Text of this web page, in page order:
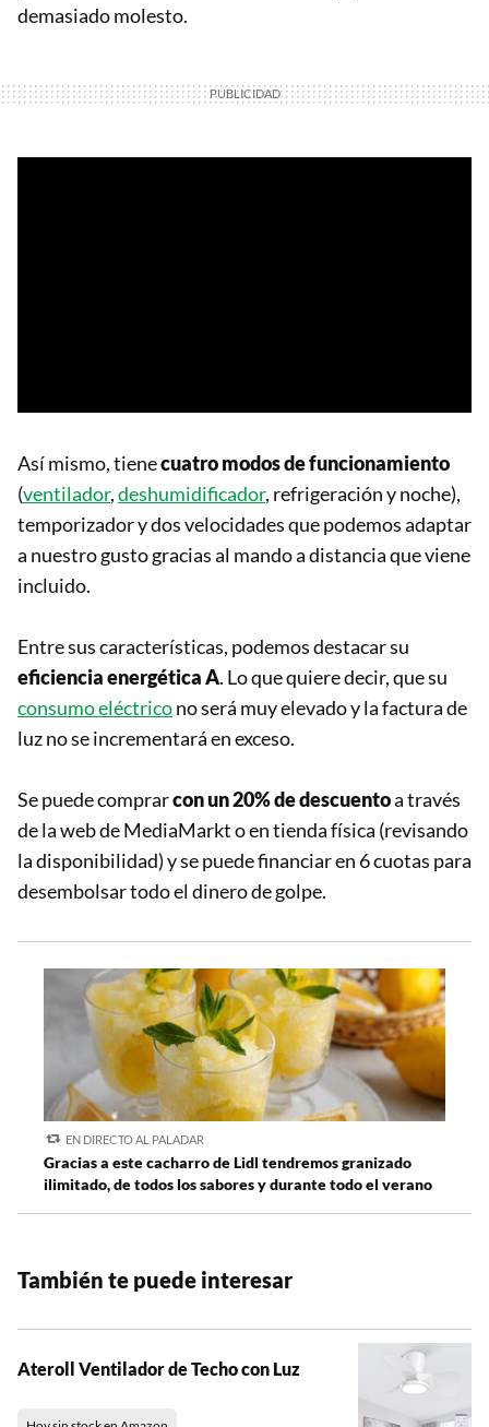
demasiado molesto.
Así mismo, tienecuatro modos de funcionamiento
(ventilador,deshumidificador, refrigeración y noche),
temporizador y dos velocidades que podemos adaptar
a nuestro gusto gracias al mando a distancia que viene
incluido.
Entre sus características, podemos destacar su
eficiencia energética A. Lo que quiere decir, que su
consumo eléctricono será muy elevado y la factura de
luz no se incrementará en exceso.
Se puede comprarcon un 20% de descuentoa través
de la web de MediaMarkt o en tienda física (revisando
la disponibilidad) y se puede financiar en 6 cuotas para
desembolsar todo el dinero de golpe.
EN DIRECTO AL PALADAR
Gracias a este cacharro de Lidl tendremos granizado
ilimitado, de todos los sabores y durante todo el verano
También te puede interesar
Ateroll Ventilador de Techo con Luz